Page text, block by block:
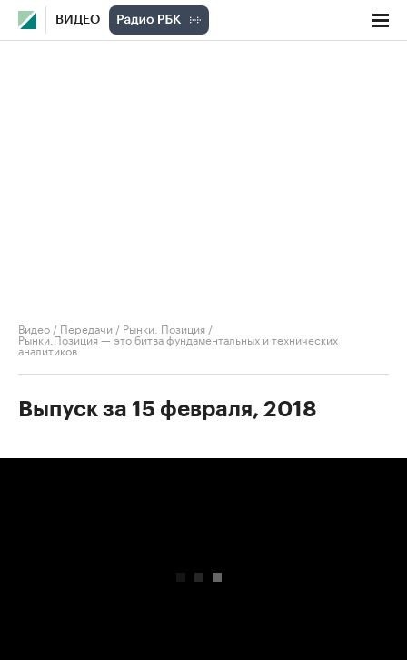
ВИДЕО
Видео / Передачи / Рынки. Позиция /
Рынки.Позиция — это битва фундаментальных и технических
аналитиков
Выпуск за 15 февраля, 2018